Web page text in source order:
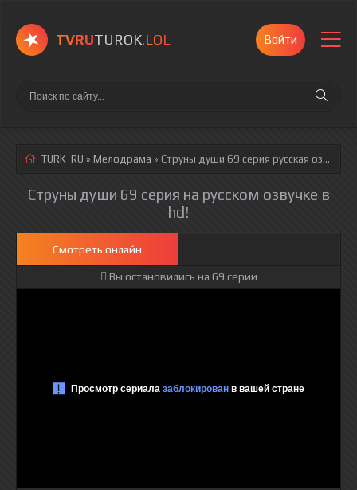
TVRUTUROK.LOL Войти
TURK-RU » Мелодрама » Струны души 69 серия русская озвучка полностью смотреть онлайн!
Струны души 69 серия на русском озвучке в
hd!
Смотреть онлайн
Вы остановились на 69 серии